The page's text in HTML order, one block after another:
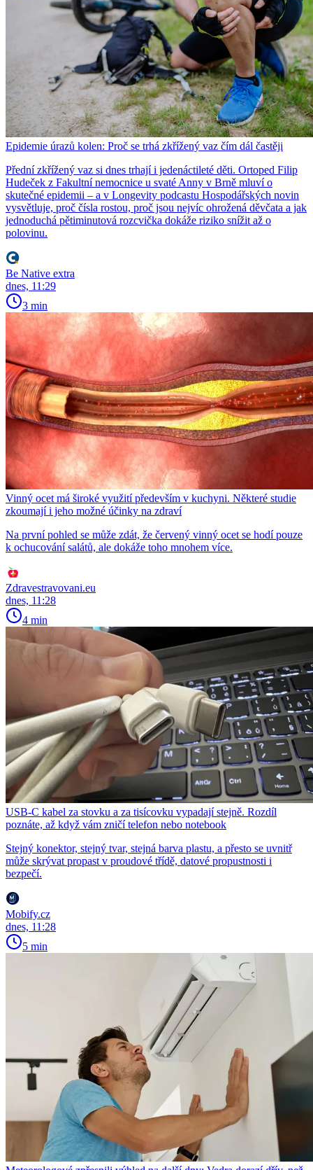
Epidemie úrazů kolen: Proč se trhá zkřížený vaz čím dál častěji
Přední zkřížený vaz si dnes trhají i jedenáctileté děti. Ortoped Filip
Hudeček z Fakultní nemocnice u svaté Anny v Brně mluví o
skutečné epidemii – a v Longevity podcastu Hospodářských novin
vysvětluje, proč čísla rostou, proč jsou nejvíc ohrožená děvčata a jak
jednoduchá pětiminutová rozcvička dokáže riziko snížit až o
polovinu.
Be Native extra
dnes, 11:29
3 min
Vinný ocet má široké využití především v kuchyni. Některé studie
zkoumají i jeho možné účinky na zdraví
Na první pohled se může zdát, že červený vinný ocet se hodí pouze
k ochucování salátů, ale dokáže toho mnohem více.
Zdravestravovani.eu
dnes, 11:28
4 min
USB-C kabel za stovku a za tisícovku vypadají stejně. Rozdíl
poznáte, až když vám zničí telefon nebo notebook
Stejný konektor, stejný tvar, stejná barva plastu, a přesto se uvnitř
může skrývat propast v proudové třídě, datové propustnosti i
bezpečí.
Mobify.cz
dnes, 11:28
5 min